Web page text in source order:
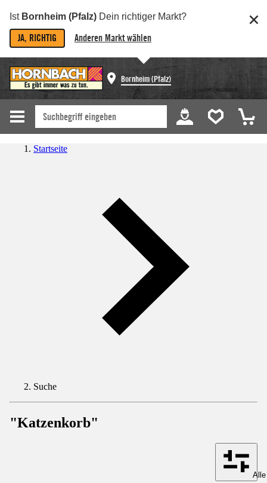
Ist Bornheim (Pfalz) Dein richtiger Markt?
JA, RICHTIG Anderen Markt wählen
Bornheim (Pfalz)
Startseite
Suche
"Katzenkorb"